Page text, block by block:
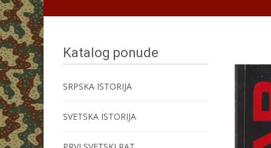
Katalog ponude
SRPSKA ISTORIJA
SVETSKA ISTORIJA